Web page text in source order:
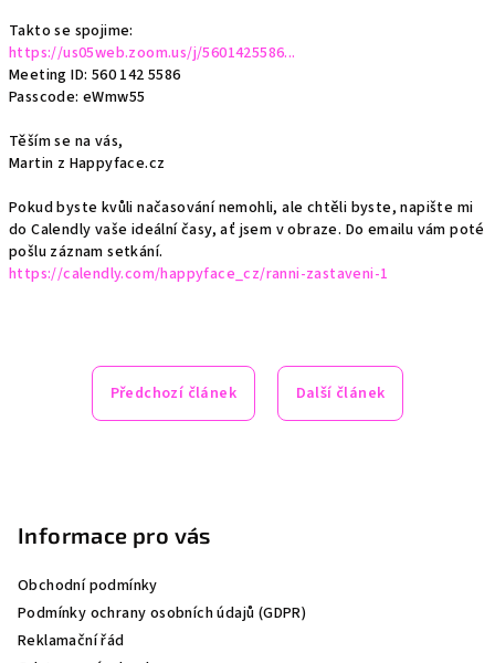
Takto se spojime:
https://us05web.zoom.us/j/5601425586...
Meeting ID: 560 142 5586
Passcode: eWmw55
Těším se na vás,
Martin z Happyface.cz
Pokud byste kvůli načasování nemohli, ale chtěli byste, napište mi
do Calendly vaše ideální časy, ať jsem v obraze. Do emailu vám poté
pošlu záznam setkání.
https://calendly.com/happyface_cz/ranni-zastaveni-1
Předchozí článek Další článek
Informace pro vás
Obchodní podmínky
Podmínky ochrany osobních údajů (GDPR)
Reklamační řád